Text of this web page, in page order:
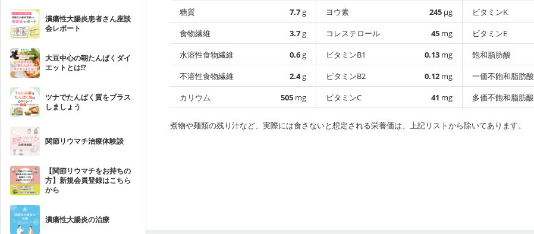
潰瘍性大腸炎患者さん座談
会レポート
大豆中心の朝たんぱくダイ
エットとは!?
ツナでたんぱく質をプラス
しましょう
関節リウマチ治療体験談
【関節リウマチをお持ちの
方】新規会員登録はこちら
から
潰瘍性大腸炎の治療
糖質
7.7g
食物繊維
3.7g
水溶性食物繊維
0.6g
不溶性食物繊維
2.4g
カリウム
505 mg
ヨウ素
245 µg
コレステロール
45 mg
ビタミンB1
0.13 mg
ビタミンB2
0.12 mg
ビタミンC
41 mg
ビタミンK
ビタミンE
飽和脂肪酸
一価不飽和脂肪酸
多価不飽和脂肪酸
煮物や麺類の残り汁など、実際には食さないと想定される栄養価は、上記リストから除いてあります。